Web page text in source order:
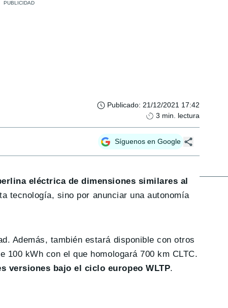
Publicado: 21/12/2021 17:42
3 min. lectura
Síguenos en Google
eléctrica de dimensiones similares al
tecnología, sino por anunciar una autonomía
Además, también estará disponible con otros
kWh con el que homologará 700 km CLTC.
versiones bajo el ciclo europeo WLTP.